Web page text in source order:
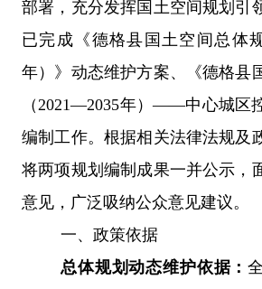
部署，充分发挥国土空间规划引
已完成《德格县国土空间总体
年）》动态维护方案、《德格县
（ 2021—2035年）——中心城区
编制工作。根据相关法律法规及
将两项规划编制成果一并公示，
意见，广泛吸纳公众意见建议。
一、政策依据
总体规划动态维护依据：